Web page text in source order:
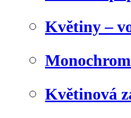
Květiny –
Květinová